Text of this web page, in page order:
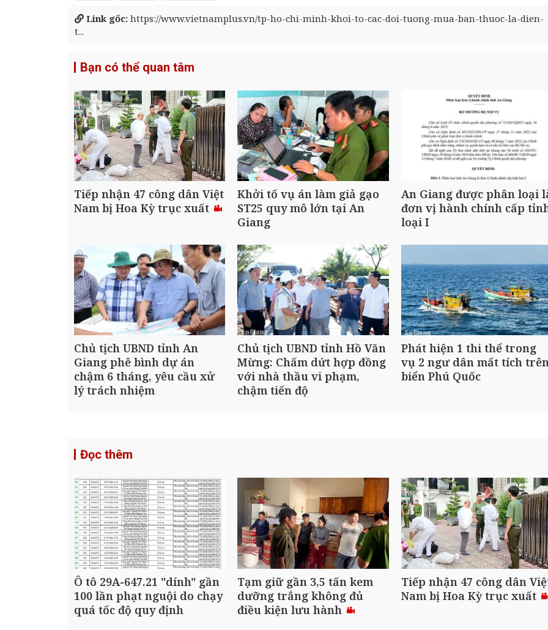
Link gốc: https://www.vietnamplus.vn/tp-ho-chi-minh-khoi-to-cac-doi-tuong-mua-ban-thuoc-la-dien-
t...
Bạn có thể quan tâm
Tiếp nhận 47 công dân Việt
Nam bị Hoa Kỳ trục xuất
Khởi tố vụ án làm giả gạo
ST25 quy mô lớn tại An
Giang
An Giang được phân loại
đơn vị hành chính cấp
loại I
Chủ tịch UBND tỉnh An
Giang phê bình dự án
chậm 6 tháng, yêu cầu xử
lý trách nhiệm
Chủ tịch UBND tỉnh Hồ Văn
Mừng: Chấm dứt hợp đồng
với nhà thầu vi phạm,
chậm tiến độ
Phát hiện 1 thi thể trong
vụ 2 ngư dân mất tích
biển Phú Quốc
Đọc thêm
Ô tô 29A-647.21 "dính" gần
100 lần phạt nguội do chạy
quá tốc độ quy định
Tạm giữ gần 3,5 tấn kem
dưỡng trắng không đủ
điều kiện lưu hành
Tiếp nhận 47 công dân
Nam bị Hoa Kỳ trục xuất